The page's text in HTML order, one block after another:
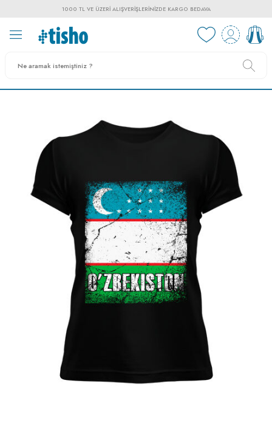
1000 TL VE ÜZERI ALIŞVERIŞLERINIZDE KARGO BEDAVA